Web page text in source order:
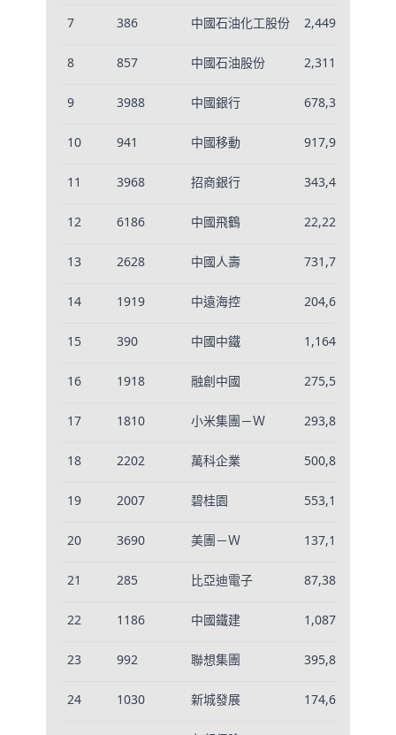
7 386 中國石油化工股份 2,449,305
8 857 中國石油股份 2,311,127
9 3988 中國銀行 678,395
10 941 中國移動 917,920
11 3968 招商銀行 343,469
12 6186 中國飛鶴 22,220
13 2628 中國人壽 731,718
14 1919 中遠海控 204,671
15 390 中國中鐵 1,164,902
16 1918 融創中國 275,575
17 1810 小米集團－Ｗ 293,834
18 2202 萬科企業 500,880
19 2007 碧桂園 553,159
20 3690 美團－Ｗ 137,191
21 285 比亞迪電子 87,387
22 1186 中國鐵建 1,087,929
23 992 聯想集團 395,892
24 1030 新城發展 174,626